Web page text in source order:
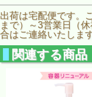
出荷は宅配便です。
まで）～3営業日（
合はご連絡いたします
関連する商品